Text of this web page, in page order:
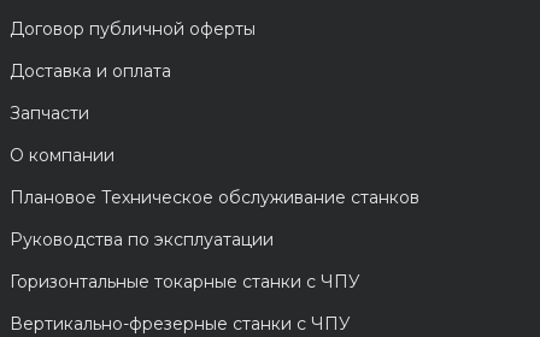
Договор публичной оферты
Доставка и оплата
Запчасти
О компании
Плановое Техническое обслуживание станков
Руководства по эксплуатации
Горизонтальные токарные станки с ЧПУ
Вертикально-фрезерные станки с ЧПУ